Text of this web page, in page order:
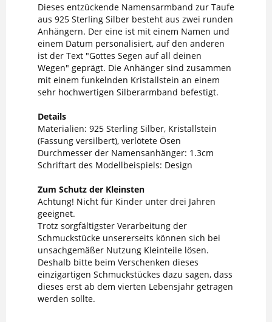
Dieses entzückende Namensarmband zur Taufe
aus 925 Sterling Silber besteht aus zwei runden
Anhängern. Der eine ist mit einem Namen und
einem Datum personalisiert, auf den anderen
ist der Text "Gottes Segen auf all deinen
Wegen" geprägt. Die Anhänger sind zusammen
mit einem funkelnden Kristallstein an einem
sehr hochwertigen Silberarmband befestigt.
Details
Materialien: 925 Sterling Silber, Kristallstein
(Fassung versilbert), verlötete Ösen
Durchmesser der Namensanhänger: 1.3cm
Schriftart des Modellbeispiels: Design
Zum Schutz der Kleinsten
Achtung! Nicht für Kinder unter drei Jahren
geeignet.
Trotz sorgfältigster Verarbeitung der
Schmuckstücke unsererseits können sich bei
unsachgemäßer Nutzung Kleinteile lösen.
Deshalb bitte beim Verschenken dieses
einzigartigen Schmuckstückes dazu sagen, dass
dieses erst ab dem vierten Lebensjahr getragen
werden sollte.